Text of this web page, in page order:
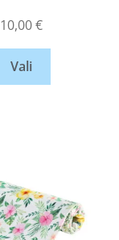
10,00€
Vali